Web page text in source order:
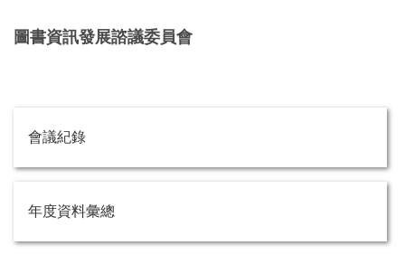
圖書資訊發展諮議委員會
會議紀錄
年度資料彙總